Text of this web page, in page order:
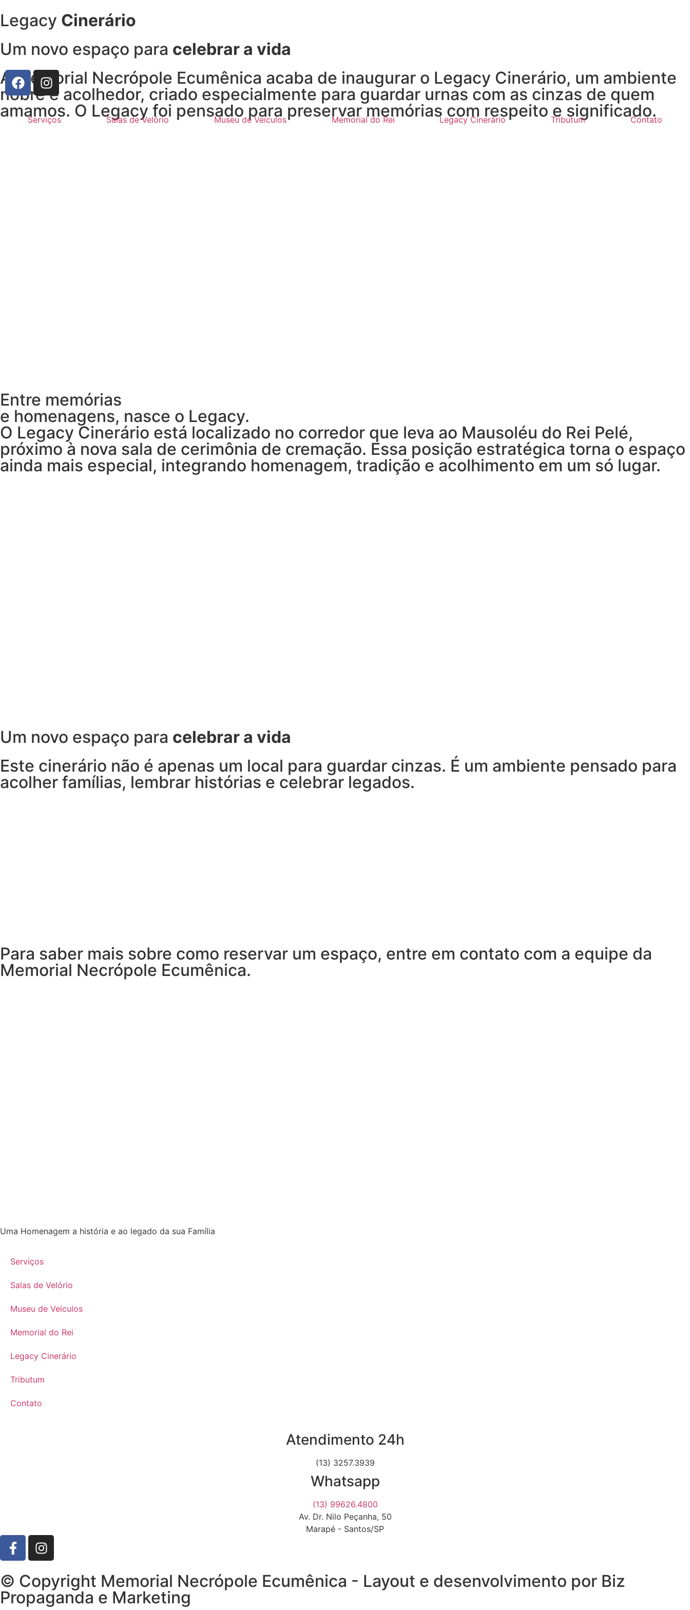
Serviços Salas de Velório Museu de Veículos Memorial do Rei Legacy Cinerário Tributum Contato
Legacy Cinerário
Um novo espaço para celebrar a vida
A Memorial Necrópole Ecumênica acaba de inaugurar o Legacy Cinerário, um ambiente
nobre e acolhedor, criado especialmente para guardar urnas com as cinzas de quem
amamos. O Legacy foi pensado para preservar memórias com respeito e significado.
Entre memórias
e homenagens, nasce o Legacy.
O Legacy Cinerário está localizado no corredor que leva ao Mausoléu do Rei Pelé,
próximo à nova sala de cerimônia de cremação. Essa posição estratégica torna o espaço
ainda mais especial, integrando homenagem, tradição e acolhimento em um só lugar.
Um novo espaço para celebrar a vida
Este cinerário não é apenas um local para guardar cinzas. É um ambiente pensado para
acolher famílias, lembrar histórias e celebrar legados.
Para saber mais sobre como reservar um espaço, entre em contato com a equipe da
Memorial Necrópole Ecumênica.
Uma Homenagem a história e ao legado da sua Família
Serviços
Salas de Velório
Museu de Veículos
Memorial do Rei
Legacy Cinerário
Tributum
Contato
Atendimento 24h
(13) 3257.3939
Whatsapp
(13) 99626.4800
Av. Dr. Nilo Peçanha, 50
Marapé - Santos/SP
© Copyright Memorial Necrópole Ecumênica - Layout e desenvolvimento por Biz
Propaganda e Marketing